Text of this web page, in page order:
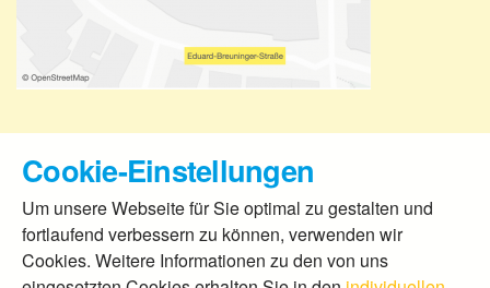
Cookie-Einstellungen
Um unsere Webseite für Sie optimal zu gestalten und
fortlaufend verbessern zu können, verwenden wir
Cookies. Weitere Informationen zu den von uns